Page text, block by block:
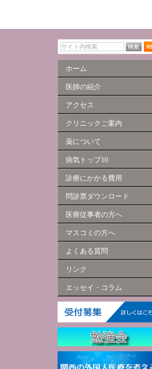
ホーム
医師の紹介
アクセス
クリニックご案内
薬について
病気トップ10
診療にかかる費用
問診票ダウンロード
医療従事者の方へ
マスコミの方へ
よくある質問
リンク
エッセイ・コラム